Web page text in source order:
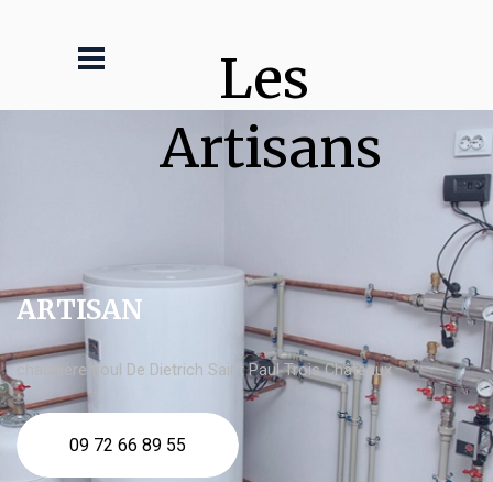
Les
Artisans
ARTISAN
chaudière fioul De Dietrich Saint Paul Trois Châteaux
09 72 66 89 55